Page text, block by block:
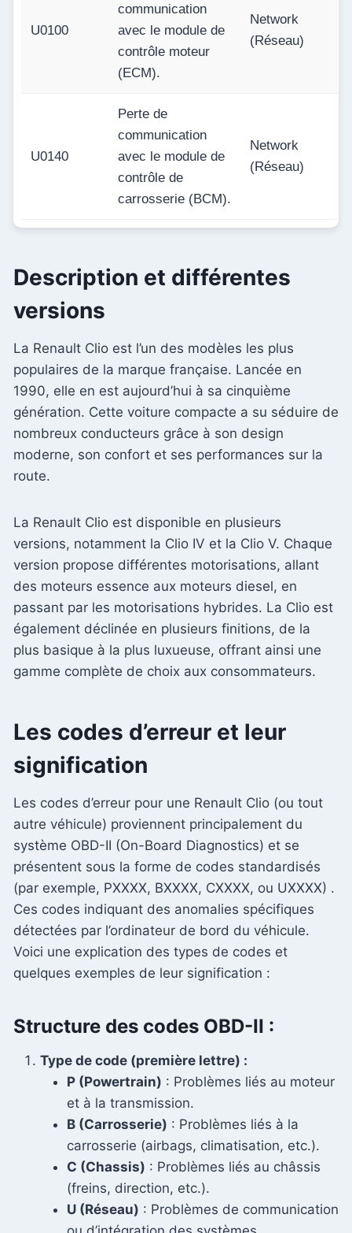
U0100
communication
avec le module de
contrôle moteur
(ECM).
Network
(Réseau)
U0140
Perte de
communication
avec le module de
contrôle de
carrosserie (BCM).
Network
(Réseau)
Description et différentes
versions
La Renault Clio est l’un des modèles les plus
populaires de la marque française. Lancée en
1990, elle en est aujourd’hui à sa cinquième
génération. Cette voiture compacte a su séduire de
nombreux conducteurs grâce à son design
moderne, son confort et ses performances sur la
route.
La Renault Clio est disponible en plusieurs
versions, notamment la Clio IV et la Clio V. Chaque
version propose différentes motorisations, allant
des moteurs essence aux moteurs diesel, en
passant par les motorisations hybrides. La Clio est
également déclinée en plusieurs finitions, de la
plus basique à la plus luxueuse, offrant ainsi une
gamme complète de choix aux consommateurs.
Les codes d’erreur et leur
signification
Les codes d’erreur pour une Renault Clio (ou tout
autre véhicule) proviennent principalement du
système OBD-II (On-Board Diagnostics) et se
présentent sous la forme de codes standardisés
(par exemple, PXXXX, BXXXX, CXXXX, ou UXXXX) .
Ces codes indiquant des anomalies spécifiques
détectées par l’ordinateur de bord du véhicule.
Voici une explication des types de codes et
quelques exemples de leur signification :
Structure des codes OBD-II :
Type de code (première lettre) :
P (Powertrain) : Problèmes liés au moteur
et à la transmission.
B (Carrosserie) : Problèmes liés à la
carrosserie (airbags, climatisation, etc.).
C (Chassis) : Problèmes liés au châssis
(freins, direction, etc.).
U (Réseau) : Problèmes de communication